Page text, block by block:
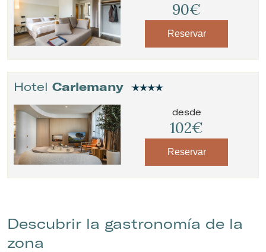
90€
Reservar
Hotel Carlemany
desde
102€
Reservar
Descubrir la gastronomía de la
zona